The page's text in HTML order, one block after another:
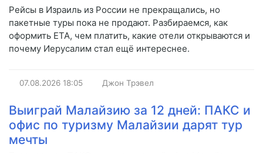
Рейсы в Израиль из России не прекращались, но
пакетные туры пока не продают. Разбираемся, как
оформить ETA, чем платить, какие отели открываются и
почему Иерусалим стал ещё интереснее.
07.08.2026 18:05 Джон Трэвел
Выиграй Малайзию за 12 дней: ПАКС и
офис по туризму Малайзии дарят тур
мечты